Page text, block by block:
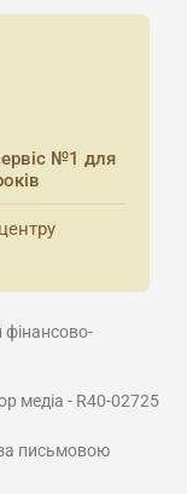
№1 для
медіа - R40-02725
письмовою